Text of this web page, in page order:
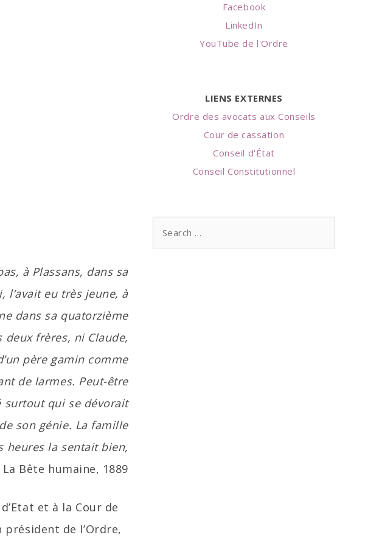
à Plassans, dans sa
l’avait eu très jeune, à
dans sa quatorzième
deux frères, ni Claude,
père gamin comme
de larmes. Peut-être
surtout qui se dévorait
son génie. La famille
heures la sentait bien,
Bête humaine, 1889
et à la Cour de
président de l’Ordre,
Facebook
LinkedIn
YouTube de l'Ordre
LIENS EXTERNES
Ordre des avocats aux Conseils
Cour de cassation
Conseil d'État
Conseil Constitutionnel